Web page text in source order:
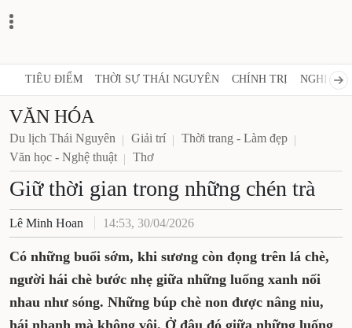
TIÊU ĐIỂM THỜI SỰ THÁI NGUYÊN CHÍNH TRỊ NGHỊ
VĂN HÓA
Du lịch Thái Nguyên Giải trí
Thời trang - Làm đẹp
Văn học - Nghệ thuật
Thơ
Giữ thời gian trong những chén trà
Lê Minh Hoan 14:53, 30/04/2026
Có những buổi sớm, khi sương còn đọng trên lá chè,
người hái chè bước nhẹ giữa những luống xanh nối
nhau như sóng. Những búp chè non được nâng niu,
hái nhanh mà không vội. Ở đâu đó giữa những luống